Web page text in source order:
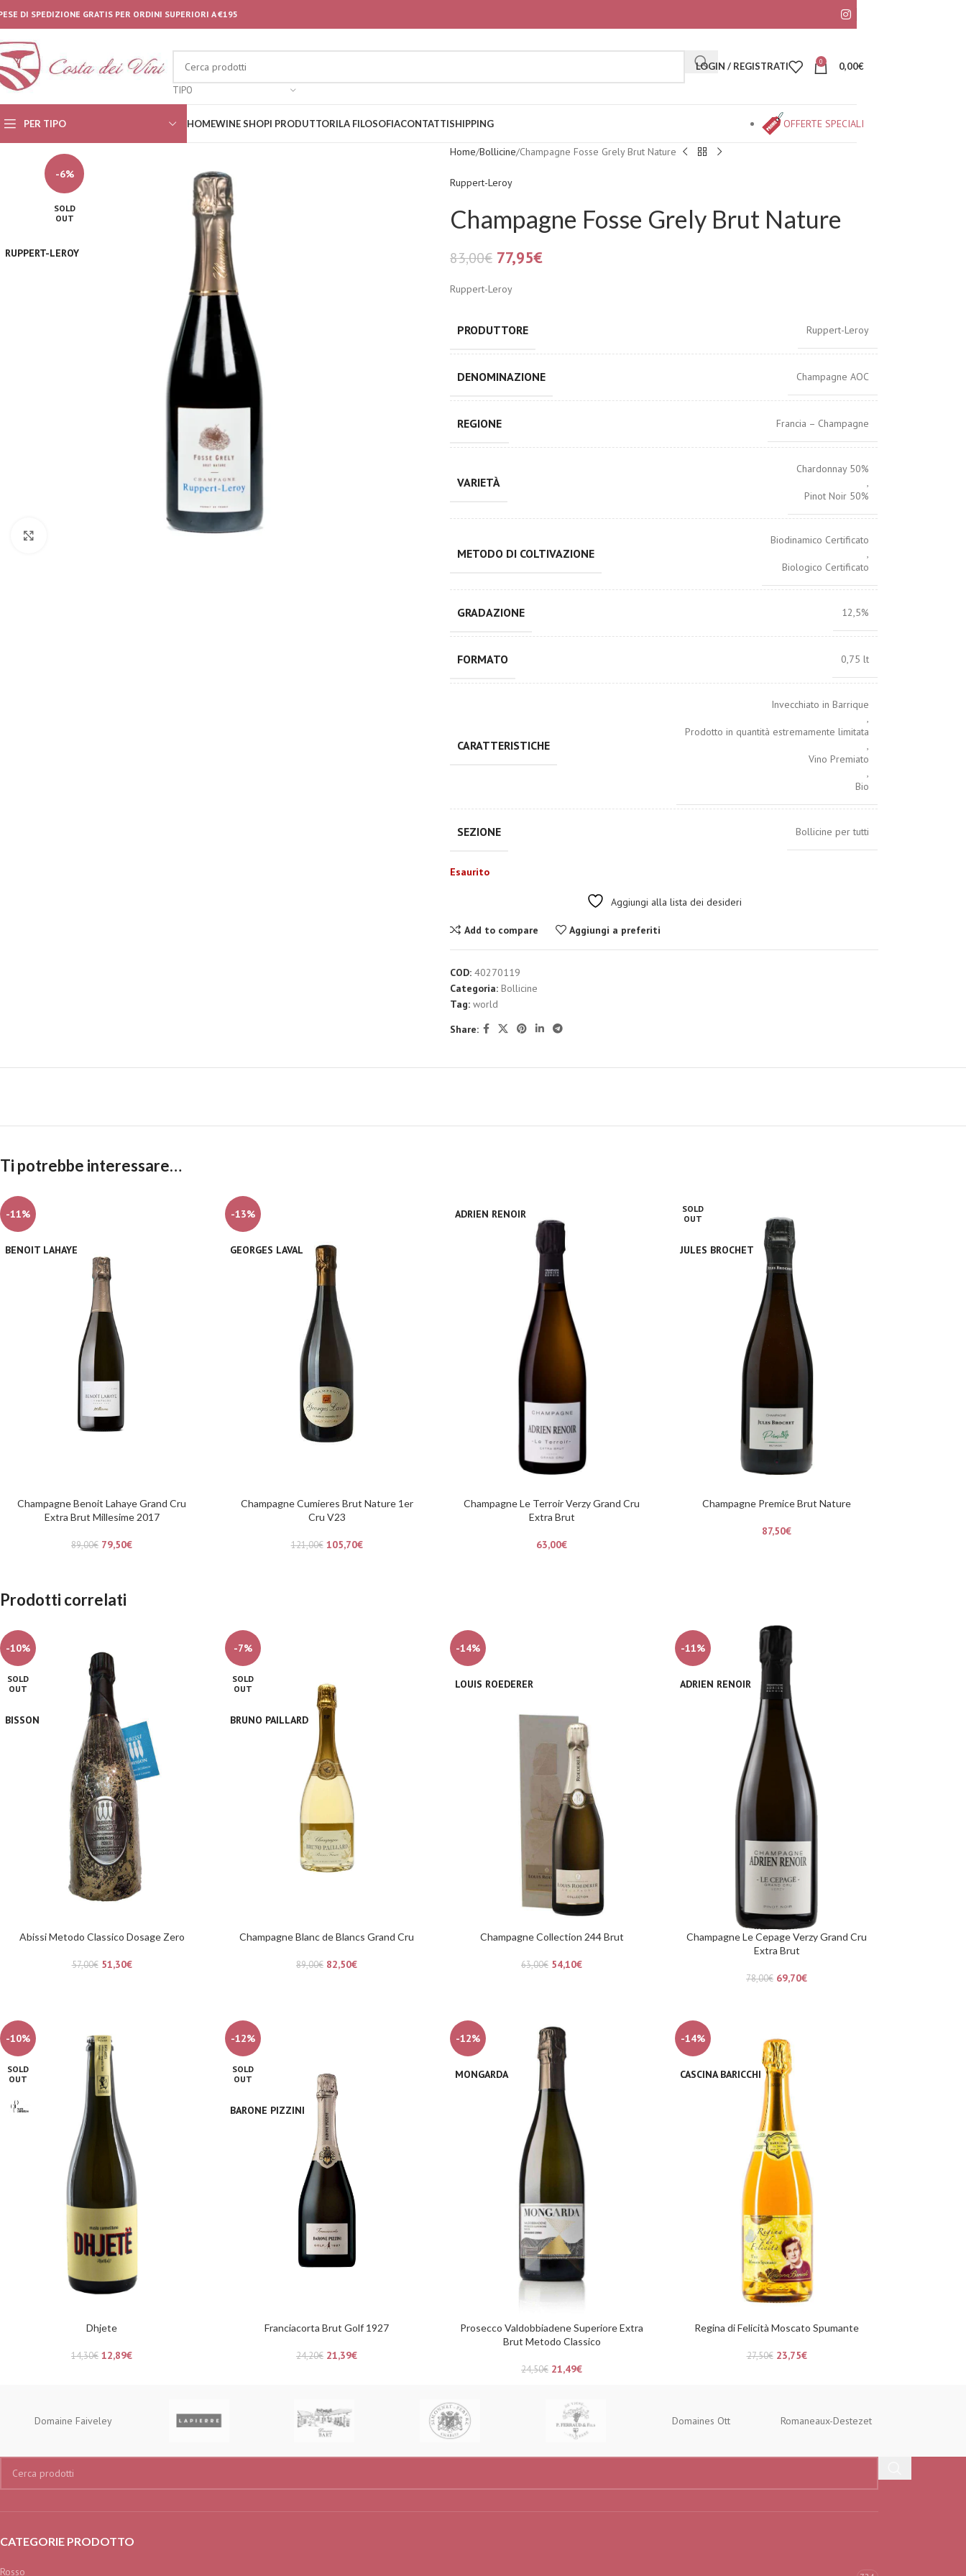
DI SPEDIZIONE GRATIS PER ORDINI SUPERIORI A €195
TIPO
LOGIN / REGISTRATI 0 0,00€
PER TIPO HOMEWINE SHOPI PRODUTTORILA FILOSOFIACONTATTISHIPPING OFFERTE SPECIALI
-6%
SOLD
OUT
RUPPERT-LEROY
Home Bollicine Champagne Fosse Grely Brut Nature
Ruppert-Leroy
Champagne Fosse Grely Brut Nature
83,00€ 77,95€
Ruppert-Leroy
PRODUTTORE Ruppert-Leroy
DENOMINAZIONE Champagne AOC
REGIONE Francia – Champagne
VARIETÀ
Chardonnay 50%
,
Pinot Noir 50%
METODO DI COLTIVAZIONE
Biodinamico Certificato
,
Biologico Certificato
GRADAZIONE 12,5%
FORMATO 0,75 lt
CARATTERISTICHE
Invecchiato in Barrique
,
Prodotto in quantità estremamente limitata
,
Vino Premiato
,
Bio
SEZIONE Bollicine per tutti
Esaurito
Aggiungi alla lista dei desideri
Add to compare Aggiungi a preferiti
COD: 40270119
Categoria: Bollicine
Tag: world
Share:
Ti potrebbe interessare…
-11%
BENOIT LAHAYE
Champagne Benoit Lahaye Grand Cru
Extra Brut Millesime 2017
89,00€ 79,50€
-13%
GEORGES LAVAL
Champagne Cumieres Brut Nature 1er
Cru V23
121,00€ 105,70€
ADRIEN RENOIR
Champagne Le Terroir Verzy Grand Cru
Extra Brut
63,00€
SOLD
OUT
JULES BROCHET
Champagne Premice Brut Nature
87,50€
Prodotti correlati
-10%
SOLD
OUT
BISSON
Abissi Metodo Classico Dosage Zero
57,00€ 51,30€
-7%
SOLD
OUT
BRUNO PAILLARD
Champagne Blanc de Blancs Grand Cru
89,00€ 82,50€
-14%
LOUIS ROEDERER
Champagne Collection 244 Brut
63,00€ 54,10€
-11%
ADRIEN RENOIR
Champagne Le Cepage Verzy Grand Cru
Extra Brut
78,00€ 69,70€
-10%
SOLD
OUT
Dhjete
14,30€ 12,89€
-12%
SOLD
OUT
BARONE PIZZINI
Franciacorta Brut Golf 1927
24,20€ 21,39€
-12%
MONGARDA
Prosecco Valdobbiadene Superiore Extra
Brut Metodo Classico
24,50€ 21,49€
-14%
CASCINA BARICCHI
Regina di Felicità Moscato Spumante
27,50€ 23,75€
Domaine Faiveley Domaines Ott Romaneaux-Destezet
CATEGORIE PRODOTTO
Rosso